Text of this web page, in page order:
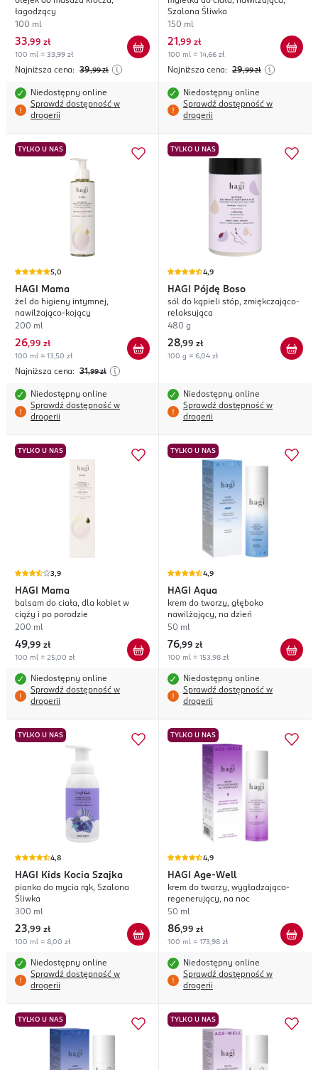
łagodzący
100 ml
33,99 zł
100 ml = 33,99 zł
Najniższa cena: 39,99 zł
Niedostępny online
Sprawdź dostępność w
drogerii
Szalona Śliwka
150 ml
21 ,99 zł
100 ml = 14,66 zł
Najniższa cena: 29,99 zł
Niedostępny online
Sprawdź dostępność w
drogerii
TYLKO U NAS
5,0
HAGI Mama
żel do higieny intymnej,
nawilżająco-kojący
200 ml
26,99 zł
100 ml = 13,50 zł
Najniższa cena: 31,99 zł
Niedostępny online
Sprawdź dostępność w
drogerii
TYLKO U NAS
4,9
HAGI Pójdę Boso
sól do kąpieli stóp, zmiękczająco-
relaksująca
480 g
28,99 zł
100 g = 6,04 zł
Niedostępny online
Sprawdź dostępność w
drogerii
TYLKO U NAS
3,9
HAGI Mama
balsam do ciała, dla kobiet w
ciąży i po porodzie
200 ml
49,99 zł
100 ml = 25,00 zł
Niedostępny online
Sprawdź dostępność w
drogerii
TYLKO U NAS
4,9
HAGI Aqua
krem do twarzy, głęboko
nawilżający, na dzień
50 ml
76,99 zł
100 ml = 153,98 zł
Niedostępny online
Sprawdź dostępność w
drogerii
TYLKO U NAS
4,8
HAGI Kids Kocia Szajka
pianka do mycia rąk, Szalona
Śliwka
300 ml
23,99 zł
100 ml = 8,00 zł
Niedostępny online
Sprawdź dostępność w
drogerii
TYLKO U NAS
4,9
HAGI Age-Well
krem do twarzy, wygładzająco-
regenerujący, na noc
50 ml
86,99 zł
100 ml = 173,98 zł
Niedostępny online
Sprawdź dostępność w
drogerii
TYLKO U NAS TYLKO U NAS